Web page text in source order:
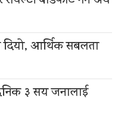
आर्थिक सबलता
३ सय जनालाई